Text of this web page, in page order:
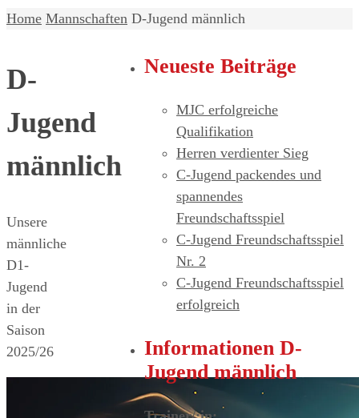
Home Mannschaften D-Jugend männlich
D-
Jugend
männlich
Unsere
männliche
D1-
Jugend
in der
Saison
2025/26
Neueste Beiträge
MJC erfolgreiche
Qualifikation
Herren verdienter Sieg
C-Jugend packendes und
spannendes
Freundschaftsspiel
C-Jugend Freundschaftsspiel
Nr. 2
C-Jugend Freundschaftsspiel
erfolgreich
Informationen D-
Jugend männlich